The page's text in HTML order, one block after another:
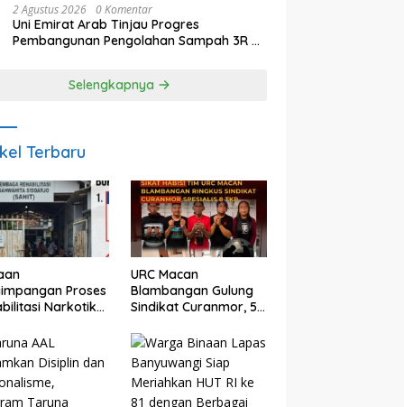
2 Agustus 2026 0 Komentar
Uni Emirat Arab Tinjau Progres
Pembangunan Pengolahan Sampah 3R di
Selengkapnya
Terbaru
Proses
Narkotika
Rp25 Juta
Masuk
Pribadi
URC Macan
Blambangan Gulung
Sindikat Curanmor, 5
Terungkap Beraksi di
8 TKP Banyuwangi